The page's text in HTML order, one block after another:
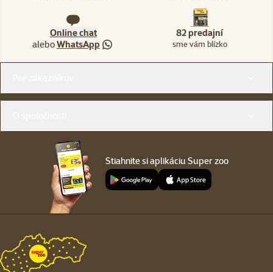
Online chat
aleboWhatsApp
82 predajní
sme vám blízko
Stiahnite si aplikáciu Super zoo